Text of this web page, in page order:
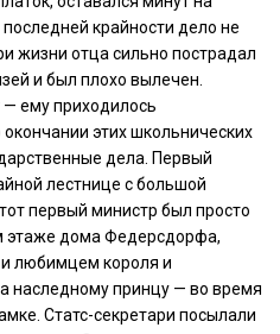
крайности дело не
жизни отца сильно пострадал
и был плохо вылечен.
— ему приходилось
этих школьнических
дела. Первый
лестнице с большой
первый министр был просто
этаже дома Федерсдорфа,
любимцем короля и
наследному принцу — во время
Статс-секретари посылали